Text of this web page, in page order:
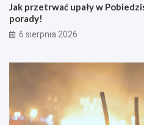
Jak przetrwać upały w
porady!
6 sierpnia 2026